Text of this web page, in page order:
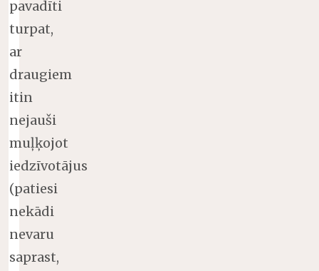
pavadīti
turpat,
ar
draugiem
itin
nejauši
muļķojot
iedzīvotājus
(patiesi
nekādi
nevaru
saprast,